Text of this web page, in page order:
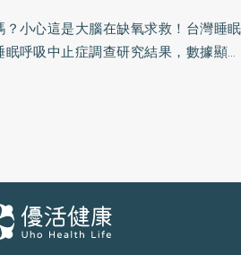
小心這是大腦在缺氧求救！台灣睡眠
呼吸中止症調查研究結果，數據顯示
師表示，打鼾的人睡覺時呼吸道反覆阻
氧可達數百次，不僅是健康問題，也影